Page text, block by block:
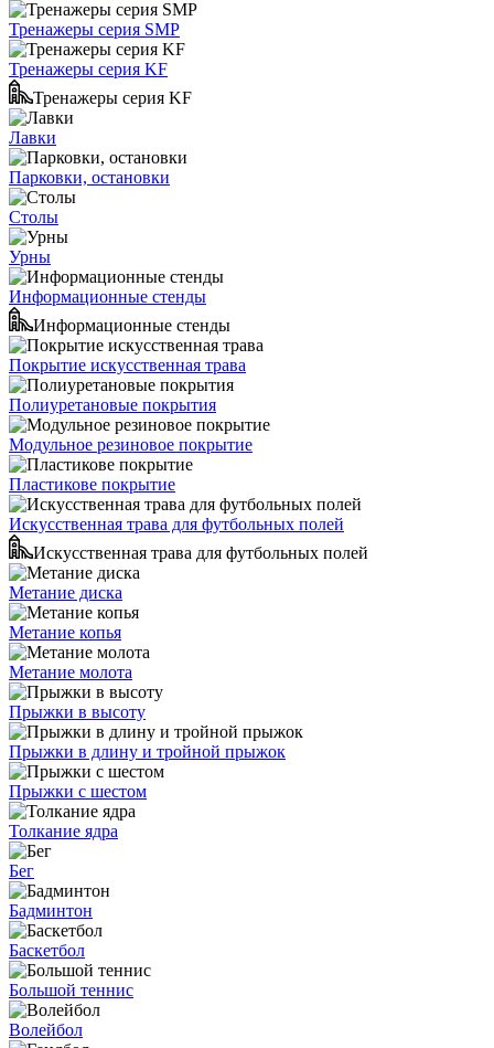
Тренажеры серия SMP
Тренажеры серия KF
Тренажеры серия KF
Лавки
Парковки, остановки
Столы
Урны
Информационные стенды
Информационные стенды
Покрытие искусственная трава
Полиуретановые покрытия
Модульное резиновое покрытие
Пластикове покрытие
Искусственная трава для футбольных полей
Искусственная трава для футбольных полей
Метание диска
Метание копья
Метание молота
Прыжки в высоту
Прыжки в длину и тройной прыжок
Прыжки с шестом
Толкание ядра
Бег
Бадминтон
Баскетбол
Большой теннис
Волейбол